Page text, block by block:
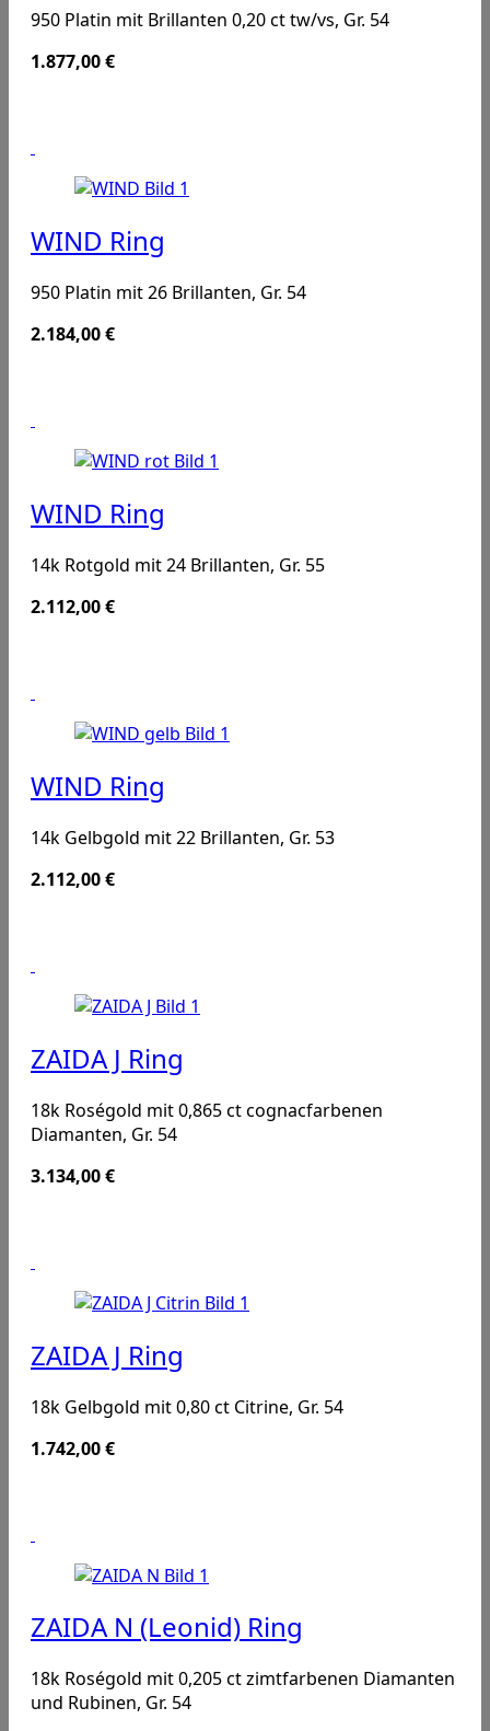
950 Platin mit Brillanten 0,20 ct tw/vs, Gr. 54
1.877,00€
WIND Ring
950 Platin mit 26 Brillanten, Gr. 54
2.184,00€
WIND Ring
14k Rotgold mit 24 Brillanten, Gr. 55
2.112,00€
WIND Ring
14k Gelbgold mit 22 Brillanten, Gr. 53
2.112,00€
ZAIDA J Ring
18k Roségold mit 0,865 ct cognacfarbenen
Diamanten, Gr. 54
3.134,00€
ZAIDA J Ring
18k Gelbgold mit 0,80 ct Citrine, Gr. 54
1.742,00€
ZAIDA N (Leonid) Ring
18k Roségold mit 0,205 ct zimtfarbenen Diamanten
und Rubinen, Gr. 54